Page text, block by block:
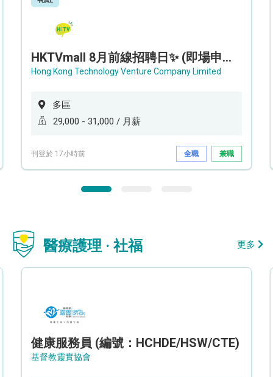
HKTVmall 8月前線招聘日✨ (即場申請，即場面試) - 設新人獎金高達 16,000 !!!✨
Hong Kong Technology Venture Company Limited
多區
29,000 - 31,000 / 月薪
刊登於 17小時前 全職 兼職
醫療護理 · 社福 更多
健康服務員 (編號：HCHDE/HSW/CTE)
基督教靈實協會